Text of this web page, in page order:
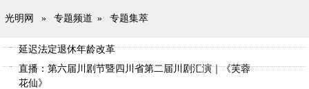
光明网 » 专题频道 » 专题集萃
延迟法定退休年龄改革
直播：第六届川剧节暨四川省第二届川剧汇演｜《芙蓉
花仙》